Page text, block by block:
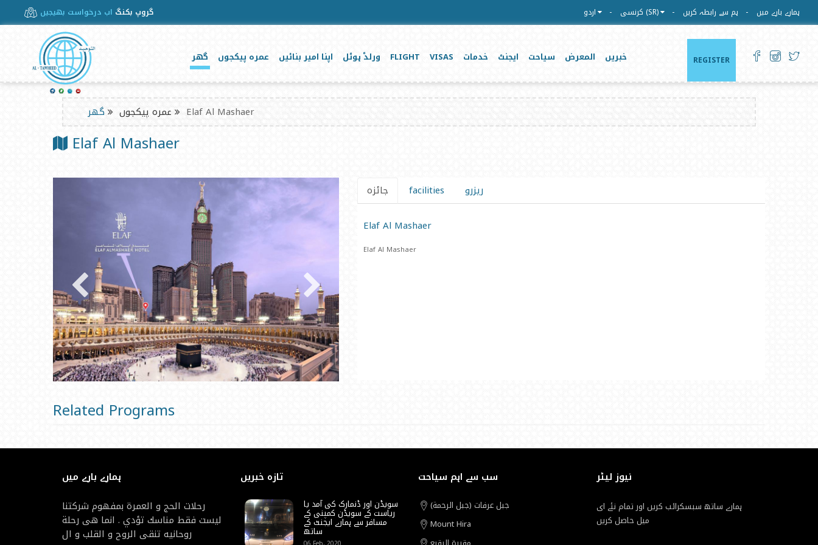
گروپ بکنگ اب درخواست بھیجیں اردو کرنسی (SR) ہم سے رابطہ کریں ہمارے بارے میں
REGISTER گھر عمرہ پیکجوں اپنا امیر بنائیں ورلڈ ہوٹل FLIGHT VISAS خدمات ایجنٹ سیاحت المعرض خبریں
گھر عمرہ پیکجوں Elaf Al Mashaer
Elaf Al Mashaer
جائزہ facilities ریزرو
Elaf Al Mashaer
Elaf Al Mashaer
Related Programs
ہمارے بارے میں
رحلات الحج و العمرة بمفهوم شركتنا
ليست فقط مناسك تؤدي . انما هى رحلة
روحانيه تنقى الروح و القلب و ال
تازہ خبریں
سویڈن اور ڈنمارک کی آمد یا
ریاست کے سویڈن کمپنی کے
مسافر سے ہمارے ایجنٹ کے
ساتھ
سب سے اہم سیاحت
جبل عرفات (جبل الرحمة)
Mount Hira
نیوز لیٹر
ہمارے ساتھ سبسکرائب کریں اور تمام نئے ای
میل حاصل کریں